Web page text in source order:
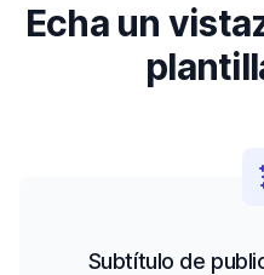
Echa un
Subtítulo de